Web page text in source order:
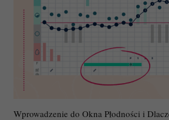
Wprowadzenie do Okna Płodności i